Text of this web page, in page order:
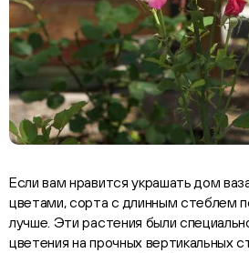
Если вам нравится украшать дом
цветами, сорта с длинным стеблем
лучше. Эти растения были
цветения на прочных вертикальных